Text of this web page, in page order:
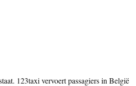
123taxi vervoert passagiers in België